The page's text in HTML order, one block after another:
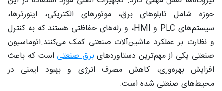
حوزه شامل تابلوهای برق، موتورهای الکتریکی، اینورترها،
سیستم‌های PLC و HMI، و رله‌های حفاظتی هستند که به کنترل
و نظارت بر عملکرد ماشین‌آلات صنعتی کمک می‌کنند.اتوماسیون
صنعتی یکی از مهم‌ترین دستاوردهایبرق صنعتی است که باعث
افزایش بهره‌وری، کاهش مصرف انرژی و بهبود ایمنی در
محیط‌های صنعتی شده است.